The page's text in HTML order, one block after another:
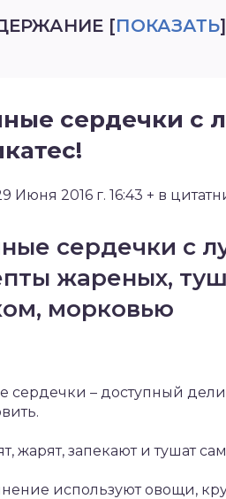
[ПОКАЗАТЬ]
сердечки с
Июня 2016 г. 16:43 + в
сердечки с
жареных,
морковью
сердечки – доступный
жарят, запекают и тушат
используют овощи,